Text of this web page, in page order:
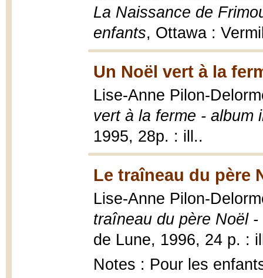
La Naissance de
enfants, Ottawa :
Un Noël vert à la
Lise-Anne Pilon-
vert à la ferme - album
1995, 28p. : ill..
Le traîneau du père
Lise-Anne Pilon-
traîneau du père Noël
de Lune, 1996, 24 p. :
Notes : Pour les